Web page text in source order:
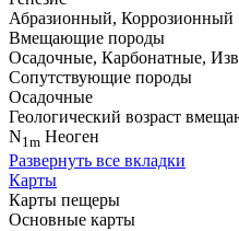
Абразионный, Коррозионный
Вмещающие породы
Осадочные, Карбонатные,
Сопутствующие породы
Осадочные
Геологический возраст
N1m Неоген
Развернуть все вкладки
Карты
Карты пещеры
Основные карты